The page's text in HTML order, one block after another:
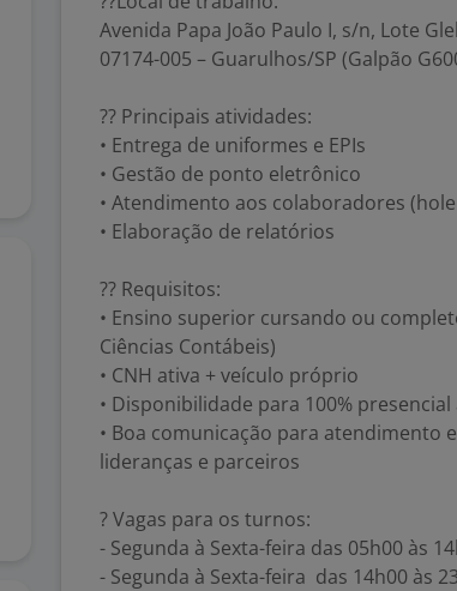
Avenida Papa João Paulo I, s/n, Lote
07174-005 – Guarulhos/SP (Galpão
?? Principais atividades:
• Entrega de uniformes e EPIs
• Gestão de ponto eletrônico
• Atendimento aos colaboradores
• Elaboração de relatórios
?? Requisitos:
• Ensino superior cursando ou
Ciências Contábeis)
• CNH ativa + veículo próprio
• Disponibilidade para 100%
• Boa comunicação para atendimento
lideranças e parceiros
? Vagas para os turnos:
- Segunda à Sexta-feira das 05h00 às
- Segunda à Sexta-feira das 14h00 às